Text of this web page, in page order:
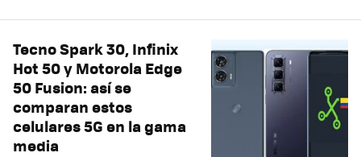
Tecno Spark 30, Infinix
Hot 50 y Motorola Edge
50 Fusion: así se
comparan estos
celulares 5G en la gama
media